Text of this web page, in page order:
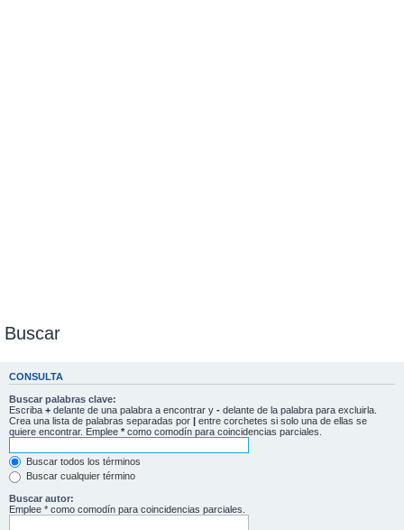
Buscar
CONSULTA
Buscar palabras clave:
Escriba + delante de una palabra a encontrar y - delante de la palabra para excluirla.
Crea una lista de palabras separadas por | entre corchetes si solo una de ellas se
quiere encontrar. Emplee * como comodín para coincidencias parciales.
Buscar todos los términos
Buscar cualquier término
Buscar autor:
Emplee * como comodín para coincidencias parciales.